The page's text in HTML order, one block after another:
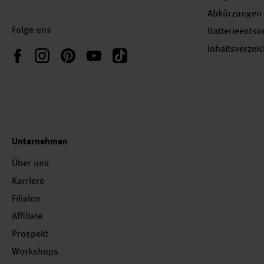
Folge uns
FacebookInstagramPinterestYouTubeTikTok
Abkürzungen
Unternehmen
Über uns
Karriere
Filialen
Affiliate
Prospekt
Workshops